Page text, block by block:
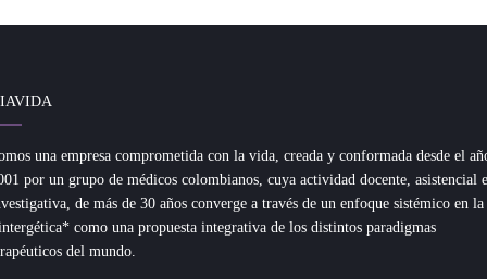
una empresa comprometida con la vida, creada y conformada desde el
por un grupo de médicos colombianos, cuya actividad docente, asistencial e
de más de 30 años converge a través de un enfoque sistémico en la
como una propuesta integrativa de los distintos paradigmas
del mundo.